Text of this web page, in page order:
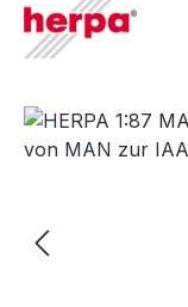
Bildergalerie